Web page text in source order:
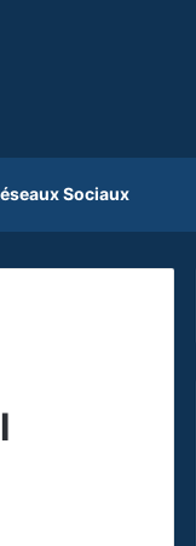
Sociaux